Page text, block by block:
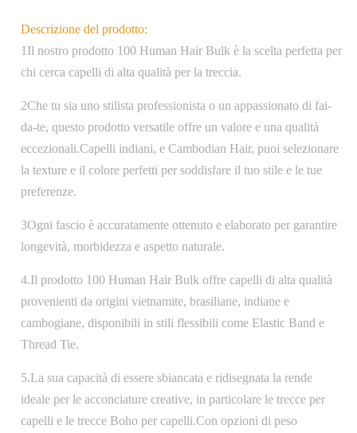
Descrizione del prodotto:
1Il nostro prodotto 100 Human Hair Bulk è la scelta perfetta per
chi cerca capelli di alta qualità per la treccia.
2Che tu sia uno stilista professionista o un appassionato di fai-
da-te, questo prodotto versatile offre un valore e una qualità
eccezionali.Capelli indiani, e Cambodian Hair, puoi selezionare
la texture e il colore perfetti per soddisfare il tuo stile e le tue
preferenze.
3Ogni fascio è accuratamente ottenuto e elaborato per garantire
longevità, morbidezza e aspetto naturale.
4.Il prodotto 100 Human Hair Bulk offre capelli di alta qualità
provenienti da origini vietnamite, brasiliane, indiane e
cambogiane, disponibili in stili flessibili come Elastic Band e
Thread Tie.
5.La sua capacità di essere sbiancata e ridisegnata la rende
ideale per le acconciature creative, in particolare le trecce per
capelli e le trecce Boho per capelli.Con opzioni di peso